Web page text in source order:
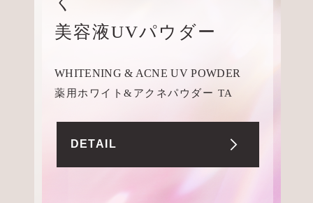
美容液UVパウダー
WHITENING & ACNE UV POWDER
薬用ホワイト&アクネパウダー TA
DETAIL